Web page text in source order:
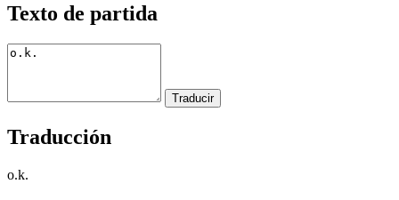
Texto de partida
Traducción
o.k.